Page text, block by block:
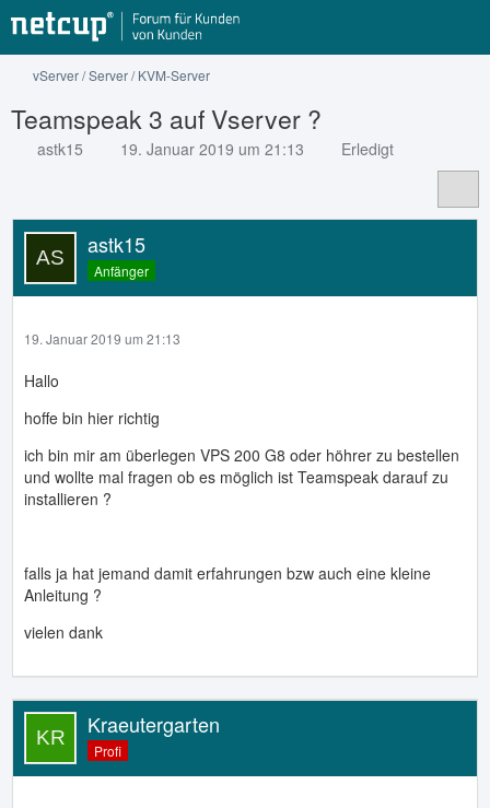
vServer / Server / KVM-Server
Teamspeak 3 auf Vserver ?
astk15 19. Januar 2019 um 21:13 Erledigt
astk15
Anfänger
19. Januar 2019 um 21:13
Hallo
hoffe bin hier richtig
ich bin mir am überlegen VPS 200 G8 oder höhrer zu bestellen
und wollte mal fragen ob es möglich ist Teamspeak darauf zu
installieren ?
falls ja hat jemand damit erfahrungen bzw auch eine kleine
Anleitung ?
vielen dank
Kraeutergarten
Profi